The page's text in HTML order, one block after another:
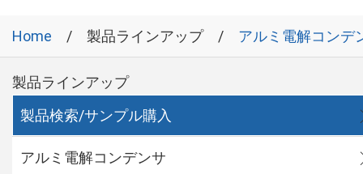
Home 製品ラインアップ アルミ電解コンデ
製品ラインアップ
製品検索/サンプル購入
アルミ電解コンデンサ